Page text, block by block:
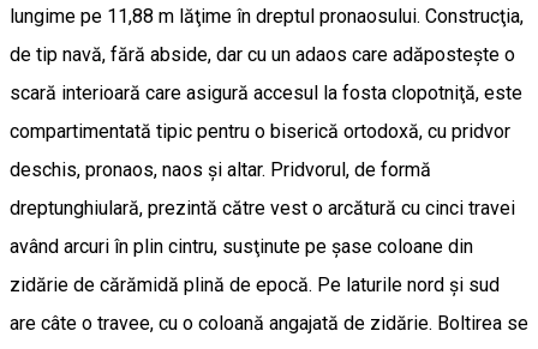
lungime pe 11,88 m lăţime în dreptul pronaosului. Construcţia,
de tip navă, fără abside, dar cu un adaos care adăposteşte o
scară interioară care asigură accesul la fosta clopotniţă, este
compartimentată tipic pentru o biserică ortodoxă, cu pridvor
deschis, pronaos, naos şi altar. Pridvorul, de formă
dreptunghiulară, prezintă către vest o arcătură cu cinci travei
având arcuri în plin cintru, susţinute pe şase coloane din
zidărie de cărămidă plină de epocă. Pe laturile nord şi sud
are câte o travee, cu o coloană angajată de zidărie. Boltirea se